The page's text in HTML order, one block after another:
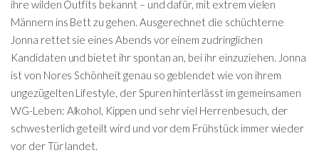
ihre wilden Outfits bekannt – und dafür, mit extrem vielen
Männern ins Bett zu gehen. Ausgerechnet die schüchterne
Jonna rettet sie eines Abends vor einem zudringlichen
Kandidaten und bietet ihr spontan an, bei ihr einzuziehen. Jonna
ist von Nores Schönheit genau so geblendet wie von ihrem
ungezügelten Lifestyle, der Spuren hinterlässt im gemeinsamen
WG-Leben: Alkohol, Kippen und sehr viel Herrenbesuch, der
schwesterlich geteilt wird und vor dem Frühstück immer wieder
vor der Tür landet.